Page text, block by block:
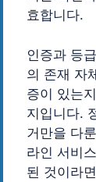
효합니다.
인증과 등
의 존재 자
증이 있는
지입니다.
거만을 다
라인 서비
된 것이라